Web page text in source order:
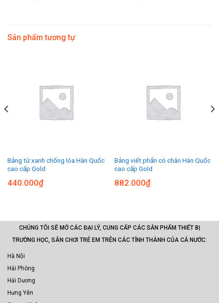
Sản phẩm tương tự
Bảng từ xanh chống lóa Hàn Quốc
cao cấp Gold
440.000₫
Bảng viết phấn có chân Hàn Quốc
cao cấp Gold
882.000₫
CHÚNG TÔI SẼ MỞ CÁC ĐẠI LÝ, CUNG CẤP CÁC SẢN PHẨM THIẾT BỊ
TRƯỜNG HỌC, SÂN CHƠI TRẺ EM TRÊN CÁC TỈNH THÀNH CỦA CẢ NƯỚC:
Hà Nội
Hải Phòng
Hải Dương
Hưng Yên